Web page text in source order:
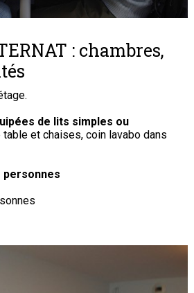
: chambres,
de lits simples ou
table et chaises, coin lavabo dans
personnes